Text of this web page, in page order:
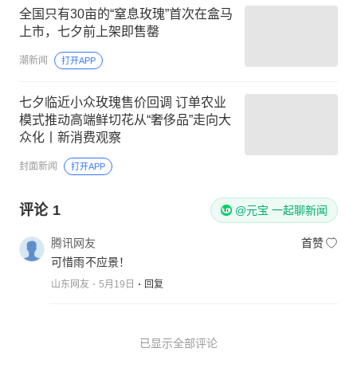
全国只有30亩的“窒息玫瑰”首次在盒马
上市，七夕前上架即售罄
潮新闻 打开APP
七夕临近小众玫瑰售价回调 订单农业
模式推动高端鲜切花从“奢侈品”走向大
众化丨新消费观察
封面新闻 打开APP
评论 1 @元宝 一起聊新闻
腾讯网友
首赞
可惜雨不应景！
山东网友 5月19日 回复
已显示全部评论